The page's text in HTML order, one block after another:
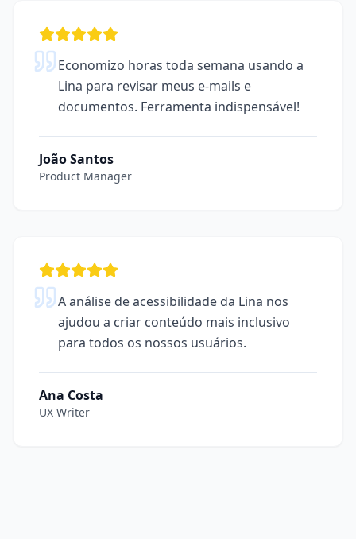
Economizo horas toda semana usando a
Lina para revisar meus e-mails e
documentos. Ferramenta indispensável!
João Santos
Product Manager
A análise de acessibilidade da Lina nos
ajudou a criar conteúdo mais inclusivo
para todos os nossos usuários.
Ana Costa
UX Writer